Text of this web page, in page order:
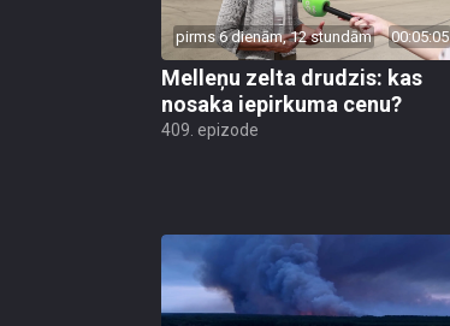
pirms 6 dienām, 12 stundām 00:05:05
Melleņu zelta drudzis: kas
nosaka iepirkuma cenu?
409. epizode